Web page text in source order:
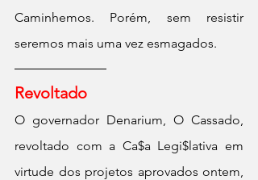
Caminhemos. Porém, sem resistir
seremos mais uma vez esmagados.
Revoltado
O governador Denarium, O Cassado,
revoltado com a Ca$a Legi$lativa em
virtude dos projetos aprovados ontem,